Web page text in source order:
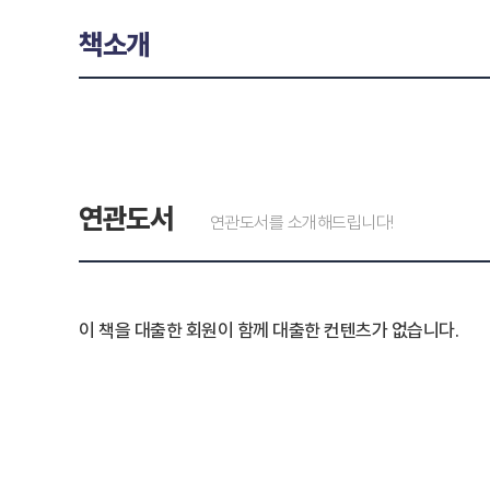
책소개
연관도서 연관도서를 소개해드립니다!
이 책을 대출한 회원이 함께 대출한 컨텐츠가 없습니다.